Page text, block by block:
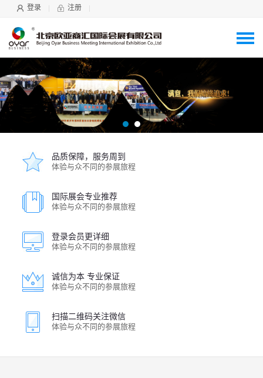
登录 注册
品质保障，服务周到
体验与众不同的参展旅程
国际展会专业推荐
体验与众不同的参展旅程
登录会员更详细
体验与众不同的参展旅程
诚信为本 专业保证
体验与众不同的参展旅程
扫描二维码关注微信
体验与众不同的参展旅程